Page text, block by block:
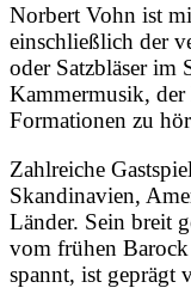
Norbert Vohn ist
einschließlich der
oder Satzbläser im
Kammermusik,
Formationen zu
Zahlreiche
Skandinavien,
Länder. Sein breit
vom frühen
spannt, ist geprägt